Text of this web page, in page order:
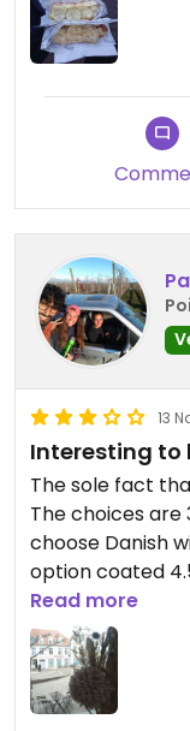
Warum nur 3
man kann
Happy Cow nur
rein vegan sind.
13
Interesting to
The sole fact
The choices
choose Danish
option coated
to be turned into
So good, overall.
The girl at the
is life! :D
Read more